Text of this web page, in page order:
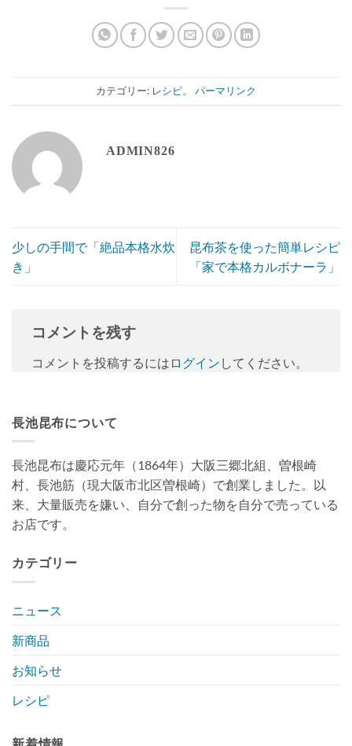
カテゴリー: レシピ。 パーマリンク
ADMIN826
少しの手間で「絶品本格水炊
き」
昆布茶を使った簡単レシピ
「家で本格カルボナーラ」
コメントを残す
コメントを投稿するには ログイン してください。
長池昆布について
長池昆布は慶応元年（1864年）大阪三郷北組、曽根崎
村、長池筋（現大阪市北区曽根崎）で創業しました。以
来、大量販売を嫌い、自分で創った物を自分で売っている
お店です。
カテゴリー
ニュース
新商品
お知らせ
レシピ
新着情報